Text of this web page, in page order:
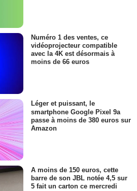
Numéro 1 des ventes, ce
vidéoprojecteur compatible
avec la 4K est désormais à
moins de 66 euros
Léger et puissant, le
smartphone Google Pixel 9a
passe à moins de 380 euros sur
Amazon
A moins de 150 euros, cette
barre de son JBL notée 4,5 sur
5 fait un carton ce mercredi